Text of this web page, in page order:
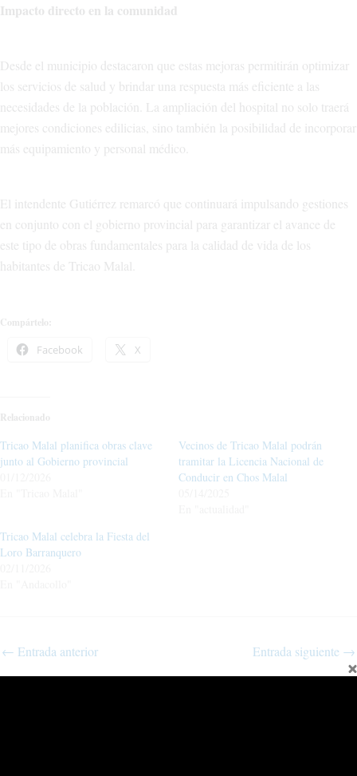
Impacto directo en la comunidad
Desde el municipio destacaron que estas mejoras permitirán optimizar
los servicios de salud y brindar una respuesta más eficiente a las
necesidades de la población. La ampliación del hospital no solo traerá
mejores condiciones edilicias, sino también la posibilidad de incorporar
más equipamiento y personal médico.
El intendente Gutiérrez remarcó que continuará impulsando gestiones
en conjunto con el gobierno provincial para garantizar el avance de
este tipo de obras fundamentales para la calidad de vida de los
habitantes de Tricao Malal.
Compártelo:
Facebook X
Relacionado
Tricao Malal planifica obras clave
junto al Gobierno provincial
Vecinos de Tricao Malal podrán
tramitar la Licencia Nacional de
Conducir en Chos Malal
Tricao Malal celebra la Fiesta del
Loro Barranquero
← Entrada anterior Entrada siguiente →